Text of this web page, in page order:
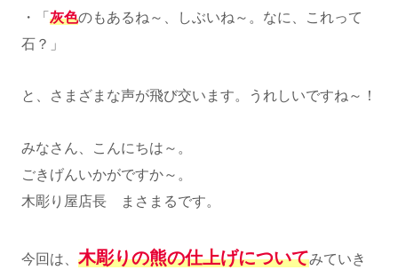
・「 灰色のもあるね～、しぶいね～。なに、これって
石？」
と、さまざまな声が飛び交います。うれしいですね～！
みなさん、こんにちは～。
ごきげんいかがですか～。
木彫り屋店長 まさまるです。
今回は、 木彫りの熊の仕上げについてみていき